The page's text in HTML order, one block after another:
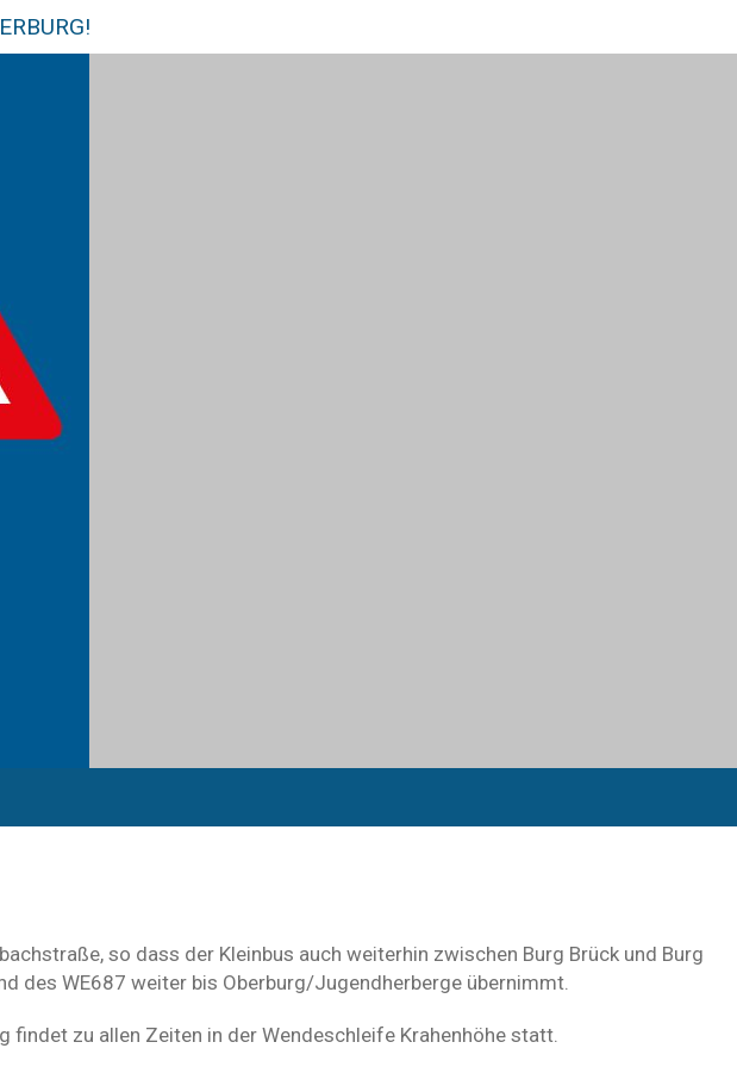
so dass der Kleinbus auch weiterhin zwischen Burg Brück und Burg
des WE687 weiter bis Oberburg/Jugendherberge übernimmt.
findet zu allen Zeiten in der Wendeschleife Krahenhöhe statt.